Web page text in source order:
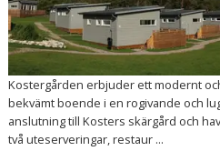
Kostergården erbjuder ett modernt
bekvämt boende i en rogivande och
anslutning till Kosters skärgård och
två uteserveringar, restaur ...